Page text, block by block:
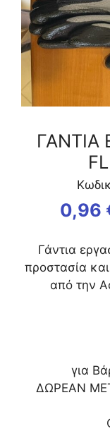
ΓΑΝΤΙΑ
0,96
Γάντια
προστασία
από την
για
ΔΩΡΕΑΝ
Μ
ποσότητα